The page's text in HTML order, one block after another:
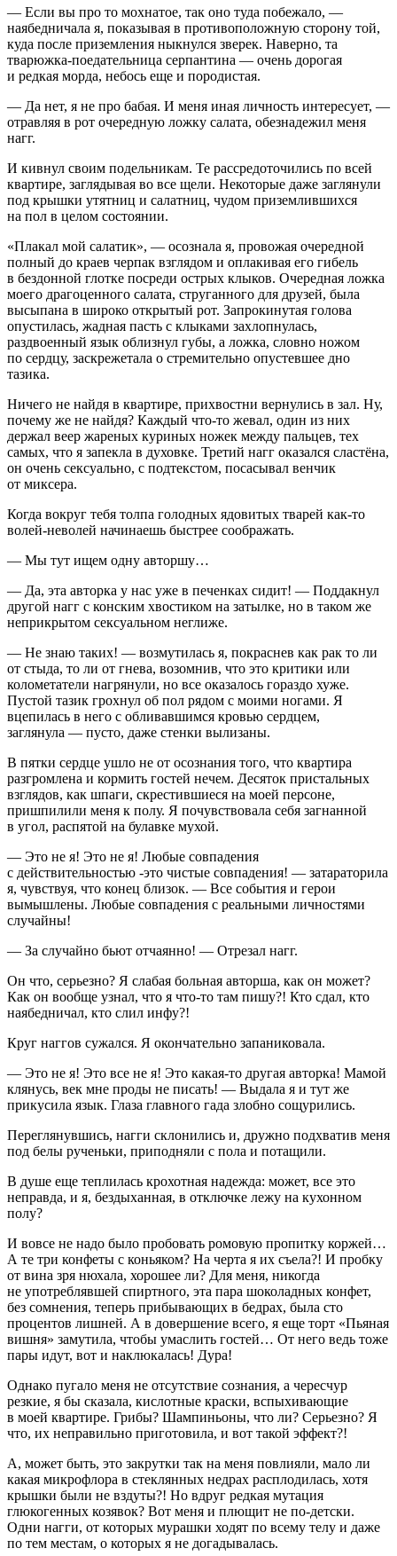
— Если вы про то мохнатое, так оно туда побежало, —
наябедничала я, показывая в противоположную сторону той,
куда после приземления ныкнулся зверек. Наверно, та
тварюжка-поедательница серпантина — очень дорогая
и редкая морда, небось еще и породистая.
— Да нет, я не про бабая. И меня иная личность интересует, —
отравляя в рот очередную ложку салата, обезнадежил меня
нагг.
И кивнул своим подельникам. Те рассредоточились по всей
квартире, заглядывая во все щели. Некоторые даже заглянули
под крышки утятниц и салатниц, чудом приземлившихся
на пол в целом состоянии.
«Плакал мой салатик», — осознала я, провожая очередной
полный до краев черпак взглядом и оплакивая его гибель
в бездонной глотке посреди острых клыков. Очередная ложка
моего драгоценного салата, струганного для друзей, была
высыпана в широко открытый рот. Запрокинутая голова
опустилась, жадная пасть с клыками захлопнулась,
раздвоенный язык облизнул губы, а ложка, словно ножом
по сердцу, заскрежетала о стремительно опустевшее дно
тазика.
Ничего не найдя в квартире, прихвостни вернулись в зал. Ну,
почему же не найдя? Каждый что-то жевал, один из них
держал веер жареных куриных ножек между пальцев, тех
самых, что я запекла в духовке. Третий нагг оказался сластёна,
он очень сексуально, с подтекстом, посасывал венчик
от миксера.
Когда вокруг тебя толпа голодных ядовитых тварей как-то
волей-неволей начинаешь быстрее соображать.
— Мы тут ищем одну авторшу…
— Да, эта авторка у нас уже в печенках сидит! — Поддакнул
другой нагг с конским хвостиком на затылке, но в таком же
неприкрытом сексуальном неглиже.
— Не знаю таких! — возмутилась я, покраснев как рак то ли
от стыда, то ли от гнева, возомнив, что это критики или
колометатели нагрянули, но все оказалось гораздо хуже.
Пустой тазик грохнул об пол рядом с моими ногами. Я
вцепилась в него с обливавшимся кровью сердцем,
заглянула — пусто, даже стенки вылизаны.
В пятки сердце ушло не от осознания того, что квартира
разгромлена и кормить гостей нечем. Десяток пристальных
взглядов, как шпаги, скрестившиеся на моей персоне,
пришпилили меня к полу. Я почувствовала себя загнанной
в угол, распятой на булавке мухой.
— Это не я! Это не я! Любые совпадения
с действительностью -это чистые совпадения! — затараторила
я, чувствуя, что конец близок. — Все события и герои
вымышлены. Любые совпадения с реальными личностями
случайны!
— За случайно бьют отчаянно! — Отрезал нагг.
Он что, серьезно? Я слабая больная авторша, как он может?
Как он вообще узнал, что я что-то там пишу?! Кто сдал, кто
наябедничал, кто слил инфу?!
Круг наггов сужался. Я окончательно запаниковала.
— Это не я! Это все не я! Это какая-то другая авторка! Мамой
клянусь, век мне проды не писать! — Выдала я и тут же
прикусила язык. Глаза главного гада злобно сощурились.
Переглянувшись, нагги склонились и, дружно подхватив меня
под белы рученьки, приподняли с пола и потащили.
В душе еще теплилась крохотная надежда: может, все это
неправда, и я, бездыханная, в отключке лежу на кухонном
полу?
И вовсе не надо было пробовать ромовую пропитку коржей…
А те три конфеты с коньяком? На черта я их съела?! И пробку
от вина зря нюхала, хорошее ли? Для меня, никогда
не употреблявшей спиртного, эта пара шоколадных конфет,
без сомнения, теперь прибывающих в бедрах, была сто
процентов лишней. А в довершение всего, я еще торт «Пьяная
вишня» замутила, чтобы умаслить гостей… От него ведь тоже
пары идут, вот и наклюкалась! Дура!
Однако пугало меня не отсутствие сознания, а чересчур
резкие, я бы сказала, кислотные краски, вспыхивающие
в моей квартире. Грибы? Шампиньоны, что ли? Серьезно? Я
что, их неправильно приготовила, и вот такой эффект?!
А, может быть, это закрутки так на меня повлияли, мало ли
какая микрофлора в стеклянных недрах расплодилась, хотя
крышки были не вздуты?! Но вдруг редкая мутация
глюкогенных козявок? Вот меня и плющит не по-детски.
Одни нагги, от которых мурашки ходят по всему телу и даже
по тем местам, о которых я не догадывалась.